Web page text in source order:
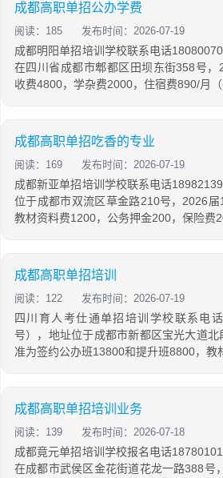
成都高职单招公办学费
阅读：185 发布时间：2026-07-19
成都明阳单招培训学校联系电话
在四川省成都市郫都区田坝东街358号
收费4800，学杂费2000，住宿费890/月
成都高职单招吃香的专业
阅读：169 发布时间：2026-07-19
成都新亚单招培训学校联系电话
位于成都市双流区草金路210号，2026届
教材资料费1200，公务押金200，保险费
成都高职单招培训
阅读：122 发布时间：2026-07-19
四川育人考仕通单招培训学校联系电
号），地址位于成都市新都区宝光大道
准为签约公办班13800和提升班8800，教
成都高职单招培训业务
阅读：139 发布时间：2026-07-18
成都竟元单招培训学校报名电话
在成都市武侯区金花街道花龙一路388号